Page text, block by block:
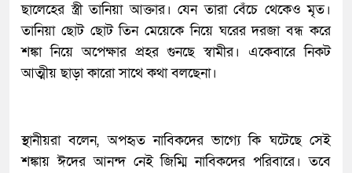
ছালেহের স্ত্রী তানিয়া আক্তার। যেন তারা বেঁচে থেকেও মৃত।
তানিয়া ছোট ছোট তিন মেয়েকে নিয়ে ঘরের দরজা বন্ধ করে
শঙ্কা নিয়ে অপেক্ষার প্রহর গুনছে স্বামীর। একেবারে নিকট
আত্মীয় ছাড়া কারো সাথে কথা বলছেনা।
স্থানীয়রা বলেন, অপহৃত নাবিকদের ভাগ্যে কি ঘটেছে সেই
শঙ্কায় ঈদের আনন্দ নেই জিম্মি নাবিকদের পরিবারে। তবে